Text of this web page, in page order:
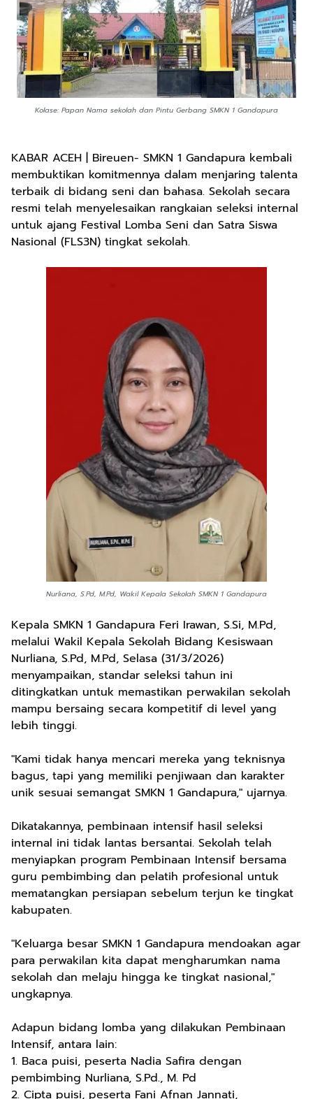
Kolase: Papan Nama sekolah dan Pintu Gerbang SMKN 1 Gandapura
KABAR ACEH | Bireuen- SMKN 1 Gandapura kembali
membuktikan komitmennya dalam menjaring talenta
terbaik di bidang seni dan bahasa. Sekolah secara
resmi telah menyelesaikan rangkaian seleksi internal
untuk ajang Festival Lomba Seni dan Satra Siswa
Nasional (FLS3N) tingkat sekolah.
Nurliana, S.Pd, M.Pd, Wakil Kepala Sekolah SMKN 1 Gandapura
Kepala SMKN 1 Gandapura Feri Irawan, S.Si, M.Pd,
melalui Wakil Kepala Sekolah Bidang Kesiswaan
Nurliana, S.Pd, M.Pd, Selasa (31/3/2026)
menyampaikan, standar seleksi tahun ini
ditingkatkan untuk memastikan perwakilan sekolah
mampu bersaing secara kompetitif di level yang
lebih tinggi.
"Kami tidak hanya mencari mereka yang teknisnya
bagus, tapi yang memiliki penjiwaan dan karakter
unik sesuai semangat SMKN 1 Gandapura," ujarnya.
Dikatakannya, pembinaan intensif hasil seleksi
internal ini tidak lantas bersantai. Sekolah telah
menyiapkan program Pembinaan Intensif bersama
guru pembimbing dan pelatih profesional untuk
mematangkan persiapan sebelum terjun ke tingkat
kabupaten.
"Keluarga besar SMKN 1 Gandapura mendoakan agar
para perwakilan kita dapat mengharumkan nama
sekolah dan melaju hingga ke tingkat nasional,"
ungkapnya.
Adapun bidang lomba yang dilakukan Pembinaan
Intensif, antara lain:
1. Baca puisi, peserta Nadia Safira dengan
pembimbing Nurliana, S.Pd., M. Pd
2. Cipta puisi, peserta Fani Afnan Jannati,